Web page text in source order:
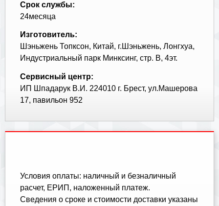
Срок службы:
24месяца
Изготовитель:
Шэньжень Топксон, Китай, г.Шэньжень, Лонгхуа,
Индустриальный парк Минксинг, стр. В, 4эт.
Сервисный центр:
ИП Шпадарук В.И. 224010 г. Брест, ул.Машерова
17, павильон 952
Условия оплаты: наличный и безналичный
расчет, ЕРИП, наложенный платеж.
Cведения о сроке и стоимости доставки указаны